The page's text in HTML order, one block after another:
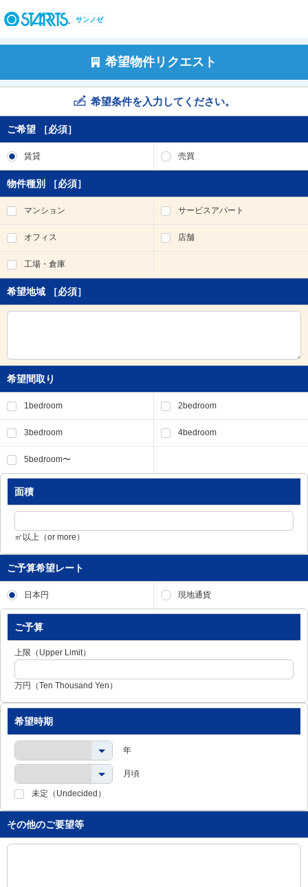
ー
内
動
ク
す
ヘ
ダ
情
報
に
ま
文
移
し
ま
。
情
報
に
移
動
サンノゼ
希望物件リクエスト
希望条件を入力してください。
ご希望 ［必須］
賃貸 売買
物件種別 ［必須］
マンション サービスアパート
オフィス 店舗
工場・倉庫
希望地域 ［必須］
希望間取り
1bedroom 2bedroom
3bedroom 4bedroom
5bedroom〜
面積
㎡以上（or more）
ご予算希望レート
日本円 現地通貨
ご予算
上限（Upper Limit）
万円（Ten Thousand Yen）
希望時期
年
月頃
未定（Undecided）
その他のご要望等